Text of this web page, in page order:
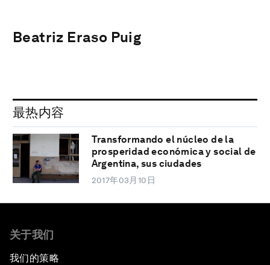
Beatriz Eraso Puig
最热内容
Transformando el núcleo de la
prosperidad económica y social de
Argentina, sus ciudades
2017年03月10日
关于我们
我们的策略